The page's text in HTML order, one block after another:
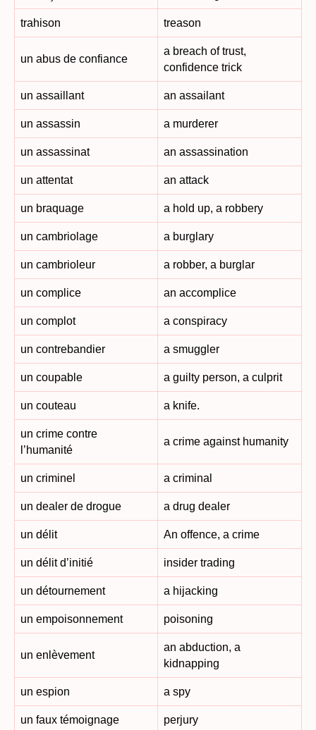
trahison treason
un abus de confiance
a breach of trust,
confidence trick
un assaillant an assailant
un assassin a murderer
un assassinat an assassination
un attentat an attack
un braquage a hold up, a robbery
un cambriolage a burglary
un cambrioleur a robber, a burglar
un complice an accomplice
un complot a conspiracy
un contrebandier a smuggler
un coupable a guilty person, a culprit
un couteau a knife.
un crime contre
l’humanité
a crime against humanity
un criminel a criminal
un dealer de drogue a drug dealer
un délit An offence, a crime
un délit d’initié insider trading
un détournement a hijacking
un empoisonnement poisoning
un enlèvement
an abduction, a
kidnapping
un espion a spy
un faux témoignage perjury